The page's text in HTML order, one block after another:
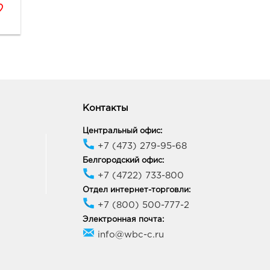
Линия Северный:
б-р Победы, д. 38
работы:
9:00 - 20:00
Южный Полюс:
Контакты
Центральный офис:
+7 (473) 279-95-68
Белгородский офис:
+7 (4722) 733-800
Отдел интернет-торговли:
+7 (800) 500-777-2
Электронная почта:
info@wbc-c.ru